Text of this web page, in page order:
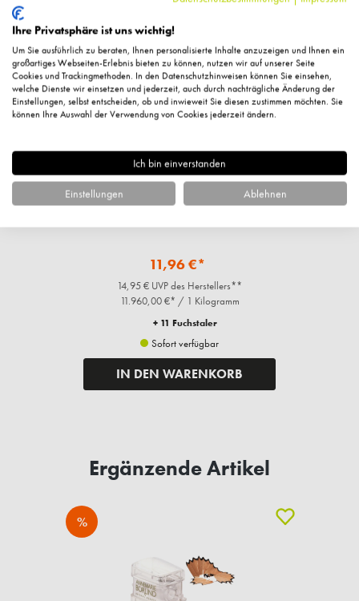
%
11,96 €*
14,95 € UVP des Herstellers**
11.960,00 €* / 1 Kilogramm
+ 11 Fuchstaler
Sofort verfügbar
IN DEN WARENKORB
Ergänzende Artikel
%
Ihre Privatsphäre ist uns wichtig!
Um Sie ausführlich zu beraten, Ihnen personalisierte Inhalte anzuzeigen und Ihnen ein
großartiges Webseiten-Erlebnis bieten zu können, nutzen wir auf unserer Seite
Cookies und Trackingmethoden. In den Datenschutzhinweisen können Sie einsehen,
welche Dienste wir einsetzen und jederzeit, auch durch nachträgliche Änderung der
Einstellungen, selbst entscheiden, ob und inwieweit Sie diesen zustimmen möchten. Sie
können Ihre Auswahl der Verwendung von Cookies jederzeit ändern.
Ich bin einverstanden
Einstellungen Ablehnen